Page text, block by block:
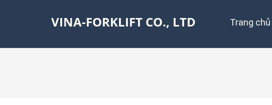
VINA-FORKLIFT CO., LTD Trang chủ